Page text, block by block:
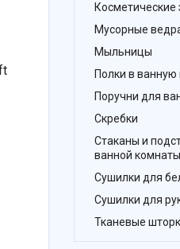
Косметические
Мусорные
Мыльницы
Полки в ванную
Поручни для
Скребки
Стаканы и
ванной комнаты
Сушилки для
Сушилки для
Тканевые